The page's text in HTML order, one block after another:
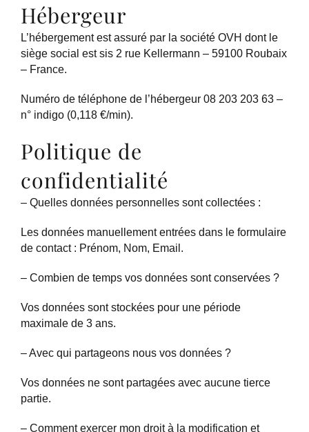
Hébergeur
L’hébergement est assuré par la société OVH dont le
siège social est sis 2 rue Kellermann – 59100 Roubaix
– France.
Numéro de téléphone de l’hébergeur 08 203 203 63 –
n° indigo (0,118 €/min).
Politique de
confidentialité
– Quelles données personnelles sont collectées :
Les données manuellement entrées dans le formulaire
de contact : Prénom, Nom, Email.
– Combien de temps vos données sont conservées ?
Vos données sont stockées pour une période
maximale de 3 ans.
– Avec qui partageons nous vos données ?
Vos données ne sont partagées avec aucune tierce
partie.
– Comment exercer mon droit à la modification et